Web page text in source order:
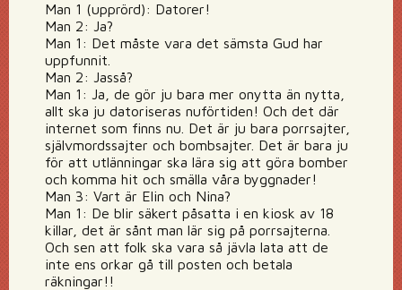
Man 1 (upprörd): Datorer!
Man 2: Ja?
Man 1: Det måste vara det sämsta Gud har
uppfunnit.
Man 2: Jasså?
Man 1: Ja, de gör ju bara mer onytta än nytta,
allt ska ju datoriseras nuförtiden! Och det där
internet som finns nu. Det är ju bara porrsajter,
självmordssajter och bombsajter. Det är bara ju
för att utlänningar ska lära sig att göra bomber
och komma hit och smälla våra byggnader!
Man 3: Vart är Elin och Nina?
Man 1: De blir säkert påsatta i en kiosk av 18
killar, det är sånt man lär sig på porrsajterna.
Och sen att folk ska vara så jävla lata att de
inte ens orkar gå till posten och betala
räkningar!!